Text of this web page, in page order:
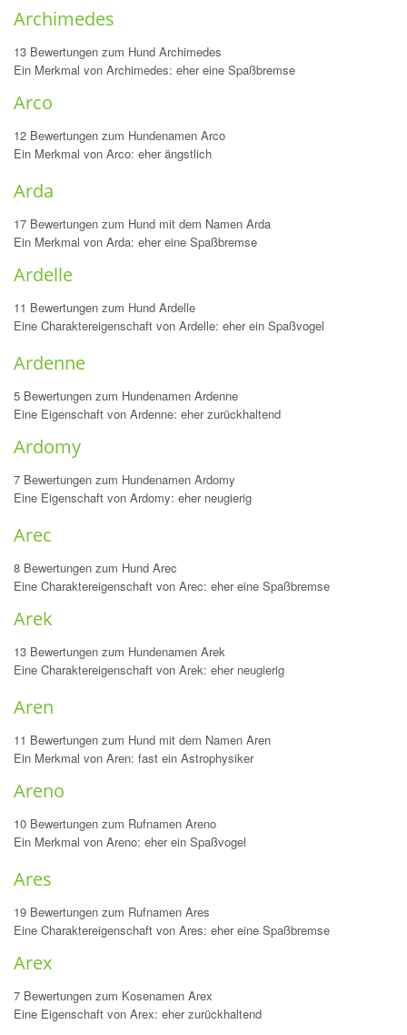
Archimedes
13 Bewertungen zum Hund Archimedes
Ein Merkmal von Archimedes: eher eine Spaßbremse
Arco
12 Bewertungen zum Hundenamen Arco
Ein Merkmal von Arco: eher ängstlich
Arda
17 Bewertungen zum Hund mit dem Namen Arda
Ein Merkmal von Arda: eher eine Spaßbremse
Ardelle
11 Bewertungen zum Hund Ardelle
Eine Charaktereigenschaft von Ardelle: eher ein Spaßvogel
Ardenne
5 Bewertungen zum Hundenamen Ardenne
Eine Eigenschaft von Ardenne: eher zurückhaltend
Ardomy
7 Bewertungen zum Hundenamen Ardomy
Eine Eigenschaft von Ardomy: eher neugierig
Arec
8 Bewertungen zum Hund Arec
Eine Charaktereigenschaft von Arec: eher eine Spaßbremse
Arek
13 Bewertungen zum Hundenamen Arek
Eine Charaktereigenschaft von Arek: eher neugierig
Aren
11 Bewertungen zum Hund mit dem Namen Aren
Ein Merkmal von Aren: fast ein Astrophysiker
Areno
10 Bewertungen zum Rufnamen Areno
Ein Merkmal von Areno: eher ein Spaßvogel
Ares
19 Bewertungen zum Rufnamen Ares
Eine Charaktereigenschaft von Ares: eher eine Spaßbremse
Arex
7 Bewertungen zum Kosenamen Arex
Eine Eigenschaft von Arex: eher zurückhaltend